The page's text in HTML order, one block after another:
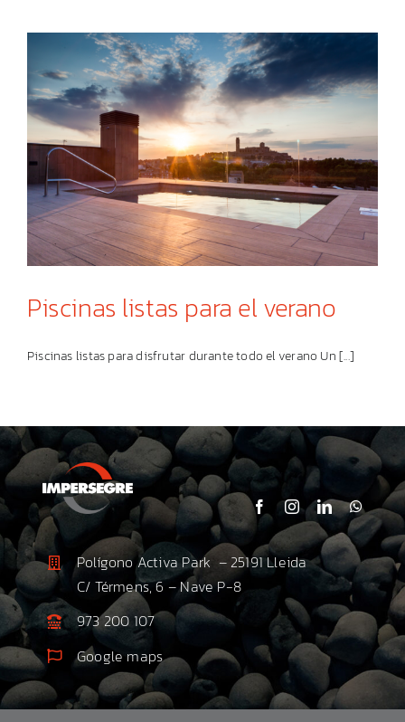
Piscinas listas para el verano
Piscinas listas para disfrutar durante todo el verano Un [...]
Polígono Activa Park – 25191 Lleida
C/ Térmens, 6 – Nave P-8
973 200 107
Google maps